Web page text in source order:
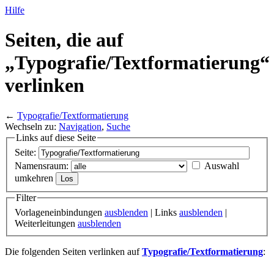
Hilfe
Seiten, die auf
„Typografie/Textformatierung“
verlinken
← Typografie/Textformatierung
Wechseln zu: Navigation, Suche
Links auf diese Seite
Seite:
Namensraum:
Auswahl
umkehren
Filter
Vorlageneinbindungen ausblenden | Links ausblenden |
Weiterleitungen ausblenden
Die folgenden Seiten verlinken aufTypografie/Textformatierung: